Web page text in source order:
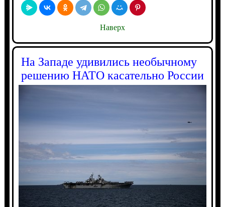
Наверх
На Западе удивились необычному
решению НАТО касательно России